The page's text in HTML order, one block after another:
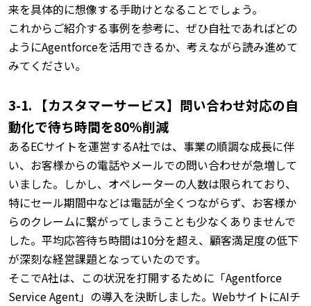
来を具体的に想像する手助けとなることでしょう。
これからご紹介する事例を参考に、ぜひ自社であればどの
ようにAgentforceを活用できるか、考えながら読み進めて
みてください。
3-1. 【カスタマーサービス】問い合わせ対応の自
動化で待ち時間を80%削減
あるECサイトを運営するA社では、事業の順調な成長に伴
い、お客様からの電話やメールでの問い合わせが急増して
いました。 しかし、オペレーターの人数は限られており、
特にセール期間中などは電話が全くつながらず、お客様か
らのクレームに繋がってしまうことも少なくありませんで
した。 平均応答待ち時間は10分を超え、顧客満足度の低下
が深刻な経営課題となっていたのです。
そこでA社は、この状況を打開するために「Agentforce
Service Agent」の導入を決断しました。 WebサイトにAIチ